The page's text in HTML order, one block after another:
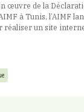
œuvre de la
à Tunis, l’AIMF
réaliser un site